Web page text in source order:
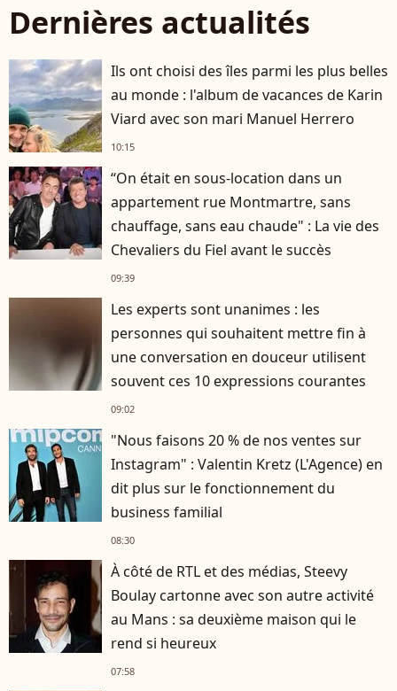
Dernières actualités
Ils ont choisi des îles parmi les plus belles
au monde : l'album de vacances de Karin
Viard avec son mari Manuel Herrero
10:15
“On était en sous-location dans un
appartement rue Montmartre, sans
chauffage, sans eau chaude" : La vie des
Chevaliers du Fiel avant le succès
09:39
Les experts sont unanimes : les
personnes qui souhaitent mettre fin à
une conversation en douceur utilisent
souvent ces 10 expressions courantes
09:02
"Nous faisons 20 % de nos ventes sur
Instagram" : Valentin Kretz (L'Agence) en
dit plus sur le fonctionnement du
business familial
08:30
À côté de RTL et des médias, Steevy
Boulay cartonne avec son autre activité
au Mans : sa deuxième maison qui le
rend si heureux
07:58